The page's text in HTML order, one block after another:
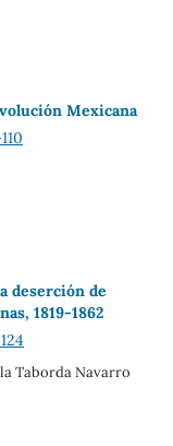
Mexicana
deserción de
1819-1862
Taborda Navarro